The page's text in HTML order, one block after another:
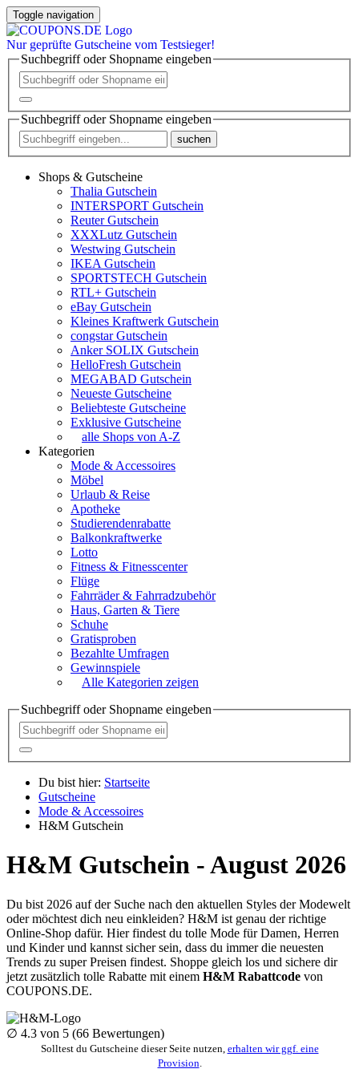
Toggle navigation
Nur geprüfte Gutscheine vom Testsieger!
Suchbegriff oder Shopname eingeben
Suchbegriff oder Shopname eingeben
suchen
Shops & Gutscheine
Thalia Gutschein
INTERSPORT Gutschein
Reuter Gutschein
XXXLutz Gutschein
Westwing Gutschein
IKEA Gutschein
SPORTSTECH Gutschein
RTL+ Gutschein
eBay Gutschein
Kleines Kraftwerk Gutschein
congstar Gutschein
Anker SOLIX Gutschein
HelloFresh Gutschein
MEGABAD Gutschein
Neueste Gutscheine
Beliebteste Gutscheine
Exklusive Gutscheine
alle Shops von A-Z
Kategorien
Mode & Accessoires
Möbel
Urlaub & Reise
Apotheke
Studierendenrabatte
Balkonkraftwerke
Lotto
Fitness & Fitnesscenter
Flüge
Fahrräder & Fahrradzubehör
Haus, Garten & Tiere
Schuhe
Gratisproben
Bezahlte Umfragen
Gewinnspiele
Alle Kategorien zeigen
Suchbegriff oder Shopname eingeben
Du bist hier: Startseite
Gutscheine
Mode & Accessoires
H&M Gutschein
H&M Gutschein - August 2026
Du bist 2026 auf der Suche nach den aktuellen Styles der Modewelt
oder möchtest dich neu einkleiden? H&M ist genau der richtige
Online-Shop dafür. Hier findest du tolle Mode für Damen, Herren
und Kinder und kannst sicher sein, dass du immer die neuesten
Trends zu super Preisen findest. Shoppe gleich los und sichere dir
jetzt zusätzlich tolle Rabatte mit einem H&M Rabattcode von
COUPONS.DE.
∅ 4.3 von 5 (66 Bewertungen)
Solltest du Gutscheine dieser Seite nutzen, erhalten wir ggf. eine
Provision